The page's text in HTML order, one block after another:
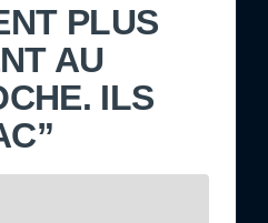
PLUS
AU
ILS